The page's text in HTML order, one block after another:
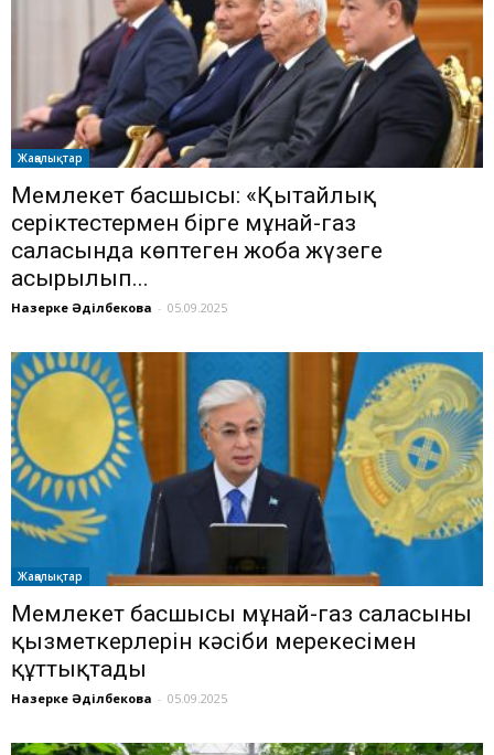
Жаңалықтар
Мемлекет басшысы: «Қытайлық
серіктестермен бірге мұнай-газ
саласында көптеген жоба жүзеге
асырылып...
Назерке Әділбекова - 05.09.2025
Жаңалықтар
Мемлекет басшысы мұнай-газ саласының
қызметкерлерін кәсіби мерекесімен
құттықтады
Назерке Әділбекова - 05.09.2025